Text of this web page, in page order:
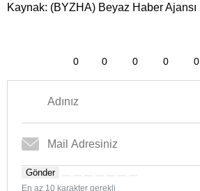
Kaynak: (BYZHA) Beyaz Haber Ajansı
0 0 0 0 0
Gönder
En az 10 karakter gerekli